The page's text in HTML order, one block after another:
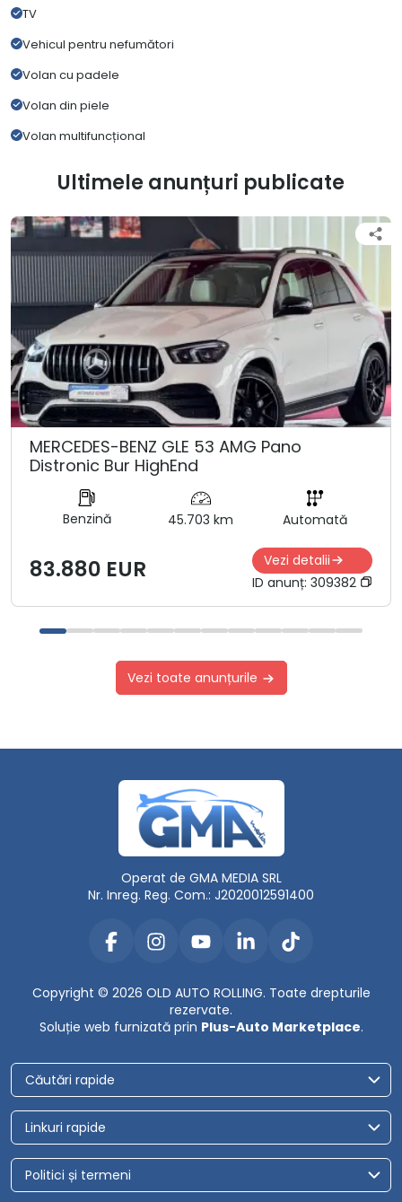
TV
Vehicul pentru nefumători
Volan cu padele
Volan din piele
Volan multifuncțional
Ultimele anunțuri publicate
MERCEDES-BENZ GLE 53 AMG Pano
Distronic Bur HighEnd
Benzină 45.703 km Automată
83.880 EUR
Vezi detalii
ID anunț: 309382
Vezi toate anunțurile
Operat de GMA MEDIA SRL
Nr. Inreg. Reg. Com.: J2020012591400
Copyright © 2026 OLD AUTO ROLLING. Toate drepturile
rezervate.
Soluție web furnizată prin Plus-Auto Marketplace.
Căutări rapide
Linkuri rapide
Politici și termeni